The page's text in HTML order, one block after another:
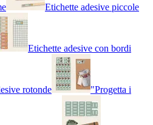
Etichette adesive piccole
Etichette adesive con bordi
rotonde "Progetta i